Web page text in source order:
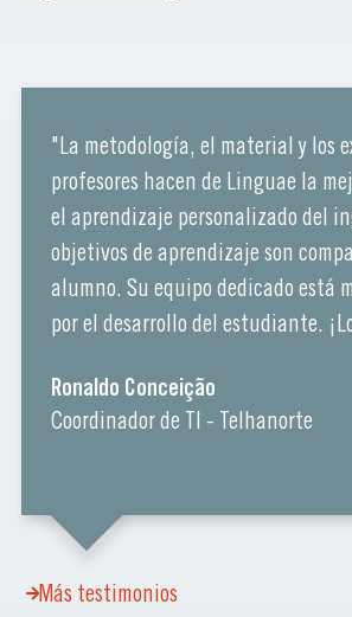
"La metodología, el material y los
profesores hacen de Linguae la
el aprendizaje personalizado del
objetivos de aprendizaje son
alumno. Su equipo dedicado está
por el desarrollo del estudiante.
Ronaldo Conceição
Coordinador de TI - Telhanorte
Más testimonios